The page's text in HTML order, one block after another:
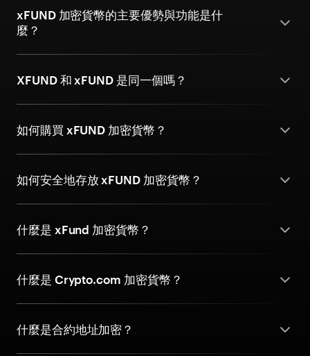
xFUND 加密貨幣的主要優勢與功能是什
麼？
XFUND 和 xFUND 是同一個嗎？
如何購買 xFUND 加密貨幣？
如何安全地存放 xFUND 加密貨幣？
什麼是 xFund 加密貨幣？
什麼是 Crypto.com 加密貨幣？
什麼是合約地址加密？